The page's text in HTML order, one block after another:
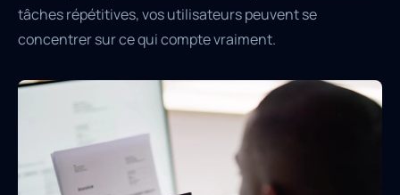
tâches répétitives, vos utilisateurs peuvent se
concentrer sur ce qui compte vraiment.